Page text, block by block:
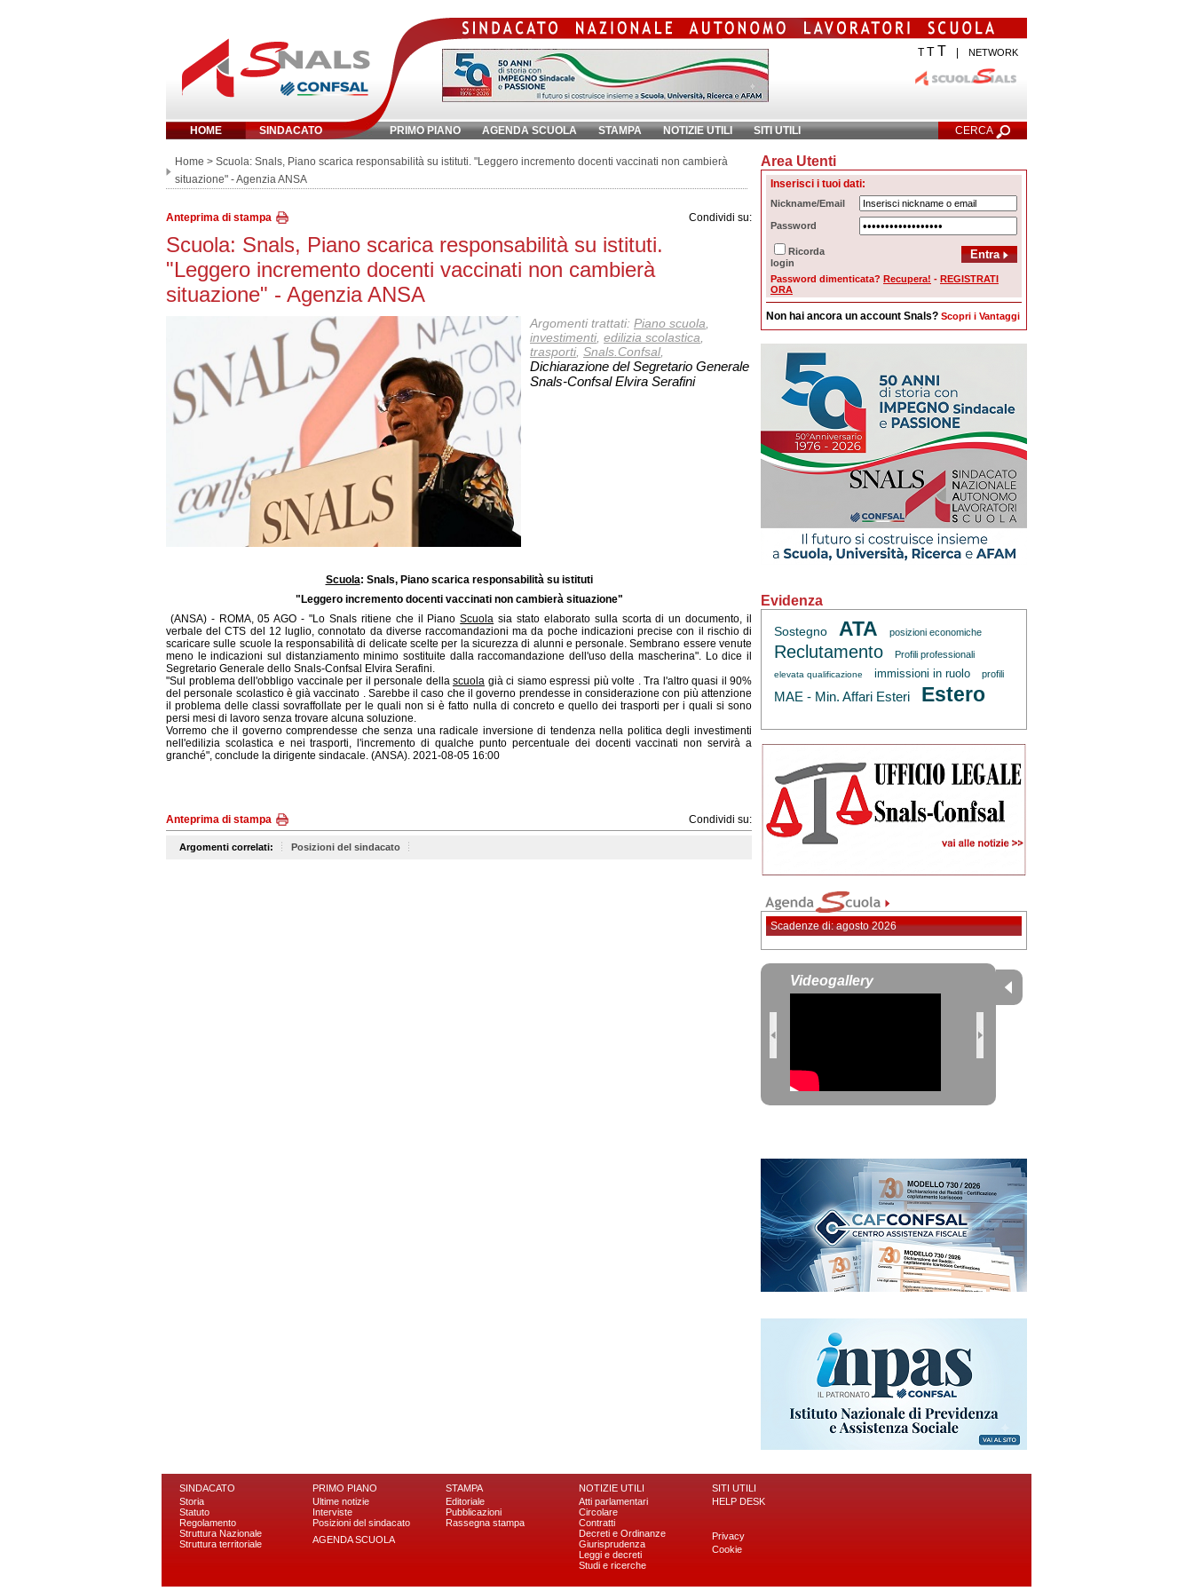
T TT NETWORK
HOME SINDACATO PRIMO PIANO AGENDA SCUOLA STAMPA NOTIZIE UTILI SITI UTILI CERCA
Inserisci parola chiave: Ricerca Avanzata
Home > Scuola: Snals, Piano scarica responsabilità su istituti. "Leggero incremento docenti vaccinati non cambierà
situazione" - Agenzia ANSA
Anteprima di stampa Condividi su:
Scuola: Snals, Piano scarica responsabilità su istituti.
"Leggero incremento docenti vaccinati non cambierà
situazione" - Agenzia ANSA
Argomenti trattati: Piano scuola
investimenti, edilizia scolastica
trasporti, Snals.Confsal,
Dichiarazione del Segretario Generale
Snals-Confsal Elvira Serafini
Scuola: Snals, Piano scarica responsabilità su istituti
"Leggero incremento docenti vaccinati non cambierà situazione"
(ANSA) - ROMA, 05 AGO - "Lo Snals ritiene che il PianoScuola sia stato elaborato sulla scorta di un documento, il
verbale del CTS del 12 luglio, connotato da diverse raccomandazioni ma da poche indicazioni precise con il rischio di
scaricare sulle scuole la responsabilità di delicate scelte per la sicurezza di alunni e personale. Sembrano essere venute
meno le indicazioni sul distanziamento minimo sostituite dalla raccomandazione dell'uso della mascherina". Lo dice il
Segretario Generale dello Snals-Confsal Elvira Serafini.
"Sul problema dell'obbligo vaccinale per il personale della scuola già ci siamo espressi più volte . Tra l'altro quasi il 90%
del personale scolastico è già vaccinato . Sarebbe il caso che il governo prendesse in considerazione con più attenzione
il problema delle classi sovraffollate per le quali non si è fatto nulla di concreto e quello dei trasporti per i quali si sono
persi mesi di lavoro senza trovare alcuna soluzione.
Vorremo che il governo comprendesse che senza una radicale inversione di tendenza nella politica degli investimenti
nell'edilizia scolastica e nei trasporti, l'incremento di qualche punto percentuale dei docenti vaccinati non servirà a
granché", conclude la dirigente sindacale. (ANSA). 2021-08-05 16:00
Anteprima di stampa Condividi su:
Argomenti correlati: Posizioni del sindacato
Area Utenti
Inserisci i tuoi dati:
Nickname/Email
Password
Ricorda
login
Password dimenticata? Recupera! - REGISTRATI
ORA
Non hai ancora un account Snals? Scopri i Vantaggi
Evidenza
Sostegno ATA posizioni economiche
Reclutamento Profili professionali
elevata qualificazione immissioni in ruolo profili
MAE - Min. Affari Esteri Estero
Scadenze di: agosto 2026
Videogallery
SINDACATO
Storia
Statuto
Regolamento
Struttura Nazionale
Struttura territoriale
PRIMO PIANO
Ultime notizie
Interviste
Posizioni del sindacato
AGENDA SCUOLA
STAMPA
Editoriale
Pubblicazioni
Rassegna stampa
NOTIZIE UTILI
Atti parlamentari
Circolare
Contratti
Decreti e Ordinanze
Giurisprudenza
Leggi e decreti
Studi e ricerche
SITI UTILI
HELP DESK
Privacy
Cookie